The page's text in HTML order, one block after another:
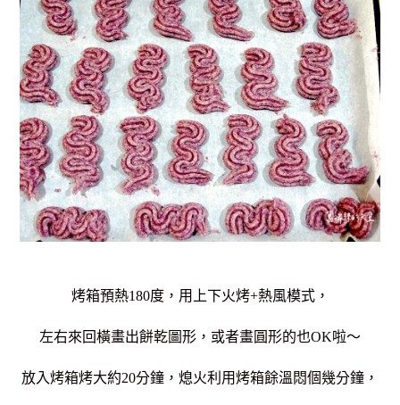
烤箱預熱180度，用上下火烤+熱風模式，
左右來回橫畫出餅乾圖形， 或者畫圓形的也OK啦～
放入烤箱烤大約20分鐘，熄火利用烤箱餘溫悶個幾分鐘，